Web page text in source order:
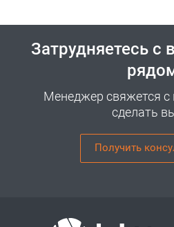
Затрудняетесь
Менеджер свяжется
сделать
Получить